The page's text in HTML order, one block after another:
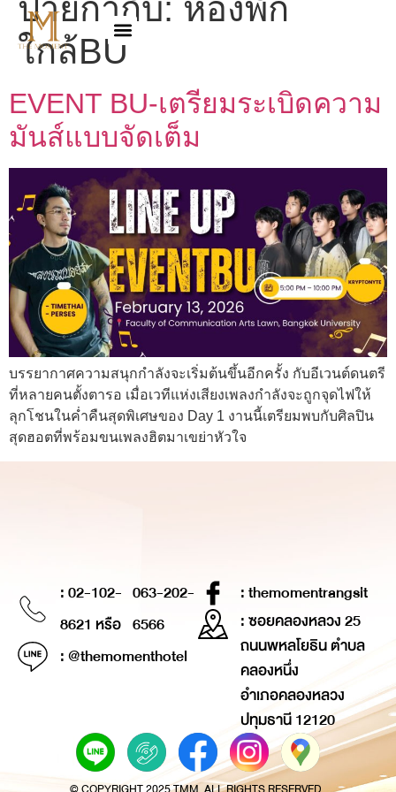
ป้ายกำกับ: ห้องพัก
ใกล้BU
EVENT BU-เตรียมระเบิดความ
มันส์แบบจัดเต็ม
บรรยากาศความสนุกกำลังจะเริ่มต้นขึ้นอีกครั้ง กับอีเวนต์ดนตรี
ที่หลายคนตั้งตารอ เมื่อเวทีแห่งเสียงเพลงกำลังจะถูกจุดไฟให้
ลุกโชนในค่ำคืนสุดพิเศษของ Day 1 งานนี้เตรียมพบกับศิลปิน
สุดฮอตที่พร้อมขนเพลงฮิตมาเขย่าหัวใจ
: 02-102-
8621 หรือ
063-202-
6566
: @themomenthotel
: themomentrangsit
: ซอยคลองหลวง 25
ถนนพหลโยธิน ตำบล
คลองหนึ่ง
อำเภอคลองหลวง
ปทุมธานี 12120